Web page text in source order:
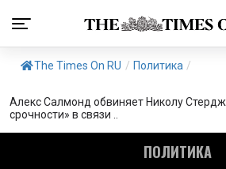
The Times On RU / Политика /
Алекс Салмонд обвиняет Николу
срочности» в связи ..
ПОЛИТИКА